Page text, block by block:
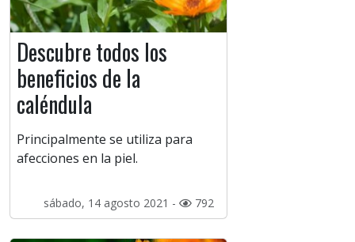
Descubre todos los
beneficios de la
caléndula
Principalmente se utiliza para
afecciones en la piel.
sábado, 14 agosto 2021 - 792